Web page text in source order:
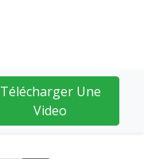
Télécharger Une
Video